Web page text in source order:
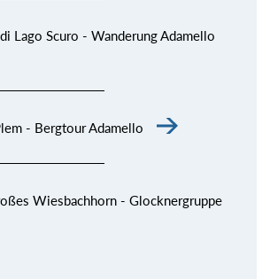
Lago Scuro - Wanderung Adamello
- Bergtour Adamello
Wiesbachhorn - Glocknergruppe